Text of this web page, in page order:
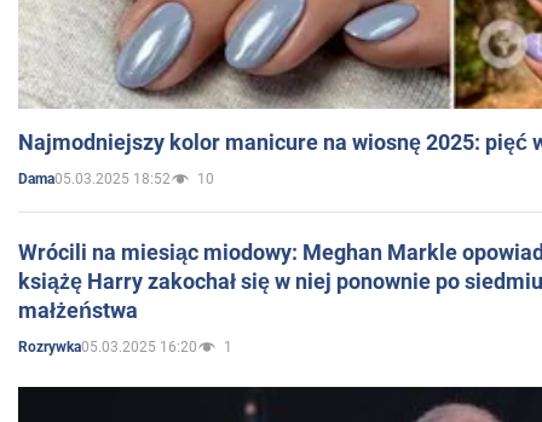
Najmodniejszy kolor manicure na wiosnę 2025: pięć
Dama05.03.2025 18:52 10
Wrócili na miesiąc miodowy: Meghan Markle
książę Harry zakochał się w niej ponownie po
małżeństwa
Rozrywka05.03.2025 16:20 1